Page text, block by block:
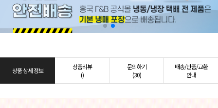
상품 상세 정보
상품리뷰
()
문의하기
(30)
배송/반품/교환
안내